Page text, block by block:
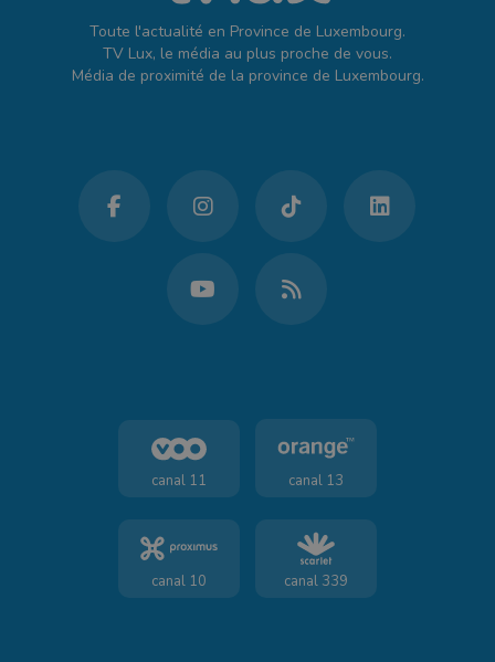
Toute l'actualité en Province de Luxembourg.
TV Lux, le média au plus proche de vous.
Média de proximité de la province de Luxembourg.
canal 11 canal 13
canal 10 canal 339